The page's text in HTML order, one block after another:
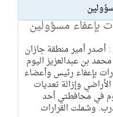
بإعفاء مسؤولين
:أصدر أمير منطقة جازان
محمد بن عبدالعزيز اليوم
بإعفاء رئيس وأعضاء
وإزالة تعديات
في محافطتي أحد
وشملت القرارات